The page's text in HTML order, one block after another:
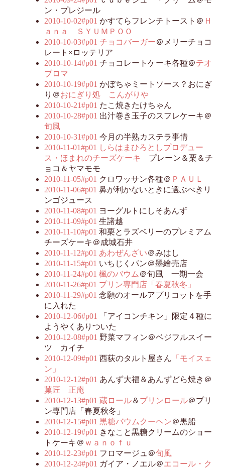
ン・プレジール
2010-10-02#p01 かすてらフレンチトースト＠ Ｈ
ａｎａ ＳＹＵＭＰＯＯ
2010-10-03#p01 チョコバーガー＠メリーチョコ
レート×ロッテリア
2010-10-14#p01 チョコレートケーキ各種＠テオ
ブロマ
2010-10-19#p01 かぼちゃミートソース？おにぎ
り＠おにぎり処 こんがりや
2010-10-21#p01 たこ焼きたけちゃん
2010-10-28#p01 出汁巻き玉子のスフレケーキ＠
旬風
2010-10-31#p01 今月の半熟カステラ事情
2010-11-01#p01 しらはまひろとしプロデュー
ス・ほまれのチーズケーキ
プレーン＆栗＆チ
ョコ＆ヤマモモ
2010-11-05#p01 クロワッサン各種＠ ＰＡＵＬ
2010-11-06#p01 鼻が利かないときに選ぶべきリ
ンゴジュース
2010-11-08#p01 ヨーグルトにしそあんず
2010-11-09#p01 生諸越
2010-11-10#p01 和栗とラズベリーのプレミアム
チーズケーキ＠成城石井
2010-11-12#p01 あわぜんざい＠みはし
2010-11-15#p01 いちじくパン＠墨繪売店
2010-11-24#p01 楓のバウム ＠旬風 一期一会
2010-11-26#p01 プリン専門店「春夏秋冬」
2010-11-29#p01 念願のオールアプリコットを手
に入れた
2010-12-06#p01
「アイコンチキン」限定４種に
ようやくありついた
2010-12-08#p01 野菜マフィン＠ベジフルスイー
ツ カイチ
2010-12-09#p01 西荻のタルト屋さん 「モイスェ
ン」
2010-12-12#p01 あんず大福＆あんずどら焼き＠
菓匠 正庵
2010-12-13#p01 蔵ロール＆ プリンロール＠プリ
ン専門店「春夏秋冬」
2010-12-15#p01 黒糖バウムクーヘン＠黒船
2010-12-19#p01 きなこと黒糖クリームのショー
トケーキ＠ ｗａｎｏｆｕ
2010-12-23#p01 フロマージュ＠旬風
2010-12-24#p01 ガイア・ノエル＠エコール・ク